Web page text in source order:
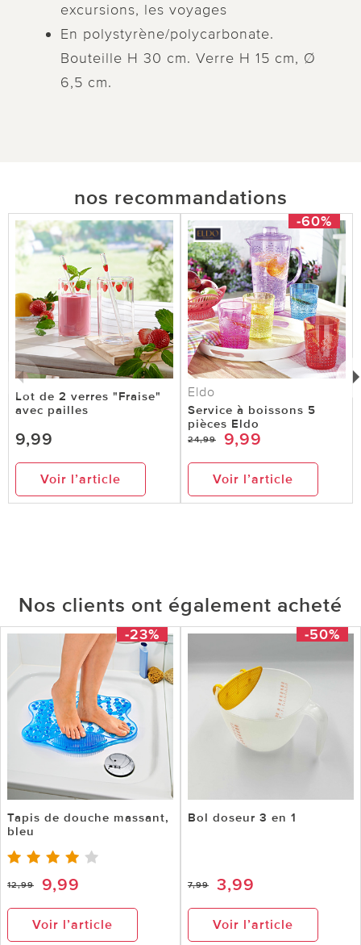
excursions, les voyages
En polystyrène/polycarbonate.
Bouteille H 30 cm. Verre H 15 cm, Ø
6,5 cm.
nos recommandations
Lot de 2 verres "Fraise"
avec pailles
9,99
Voir l’article
-60%
Eldo
Service à boissons 5
pièces Eldo
24,99 9,99
Voir l’article
Nos clients ont également acheté
-23%
Tapis de douche massant,
bleu
12,99 9,99
Voir l’article
-50%
Bol doseur 3 en 1
7,99 3,99
Voir l’article